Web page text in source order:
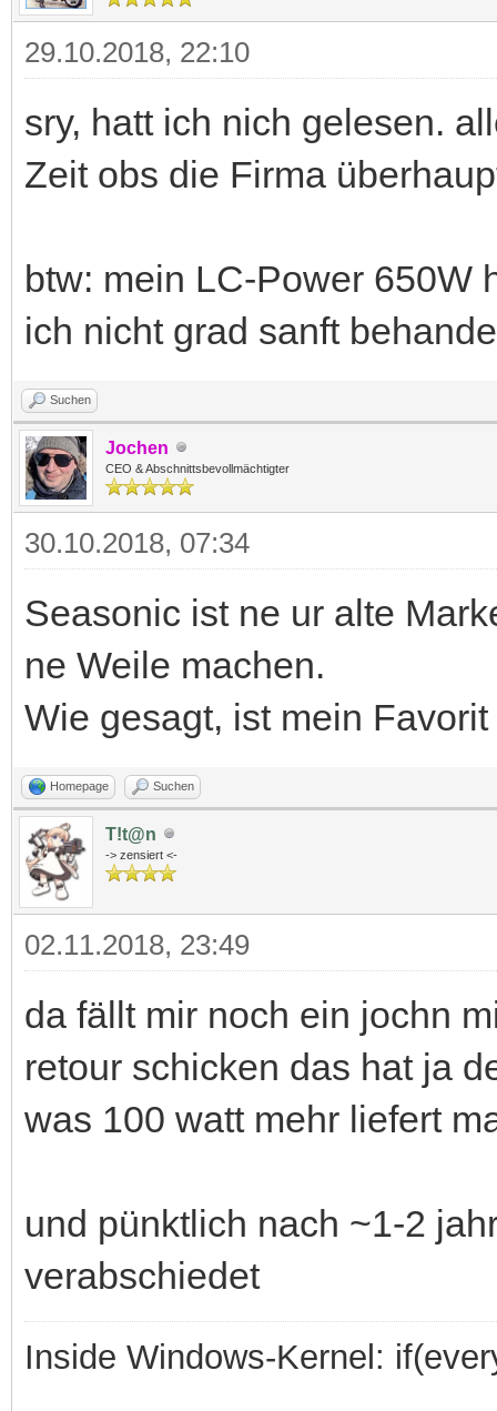
29.10.2018, 22:10
sry, hatt ich nich gelesen.
Zeit obs die Firma
btw: mein LC-Power 650W
ich nicht grad sanft
Suchen
Jochen
CEO & Abschnittsbevollmächtigter
30.10.2018, 07:34
Seasonic ist ne ur alte
ne Weile machen.
Wie gesagt, ist mein Favorit
Homepage Suchen
T!t@n
-> zensiert <-
02.11.2018, 23:49
da fällt mir noch ein jochn
retour schicken das hat ja
was 100 watt mehr liefert
und pünktlich nach ~1-2
verabschiedet
Inside Windows-Kernel: